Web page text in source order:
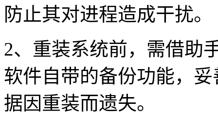
防止其对进程造成干扰。
2、 重装系统前，需借助
软件自带的备份功能，
据因重装而遗失。